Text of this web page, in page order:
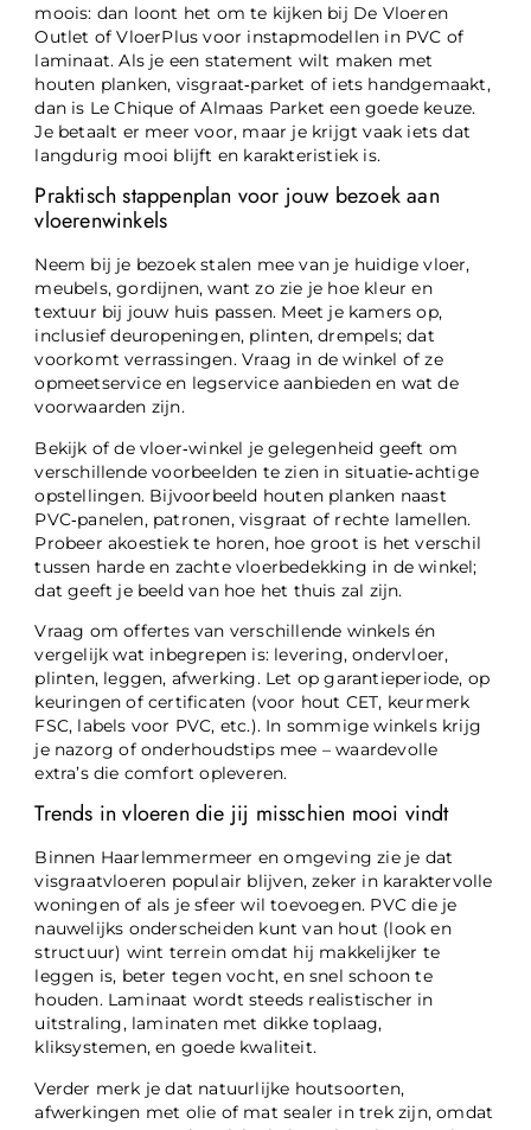
moois: dan loont het om te kijken bij De Vloeren
Outlet of VloerPlus voor instapmodellen in PVC of
laminaat. Als je een statement wilt maken met
houten planken, visgraat‑parket of iets handgemaakt,
dan is Le Chique of Almaas Parket een goede keuze.
Je betaalt er meer voor, maar je krijgt vaak iets dat
langdurig mooi blijft en karakteristiek is.
Praktisch stappenplan voor jouw bezoek aan
vloerenwinkels
Neem bij je bezoek stalen mee van je huidige vloer,
meubels, gordijnen, want zo zie je hoe kleur en
textuur bij jouw huis passen. Meet je kamers op,
inclusief deuropeningen, plinten, drempels; dat
voorkomt verrassingen. Vraag in de winkel of ze
opmeetservice en legservice aanbieden en wat de
voorwaarden zijn.
Bekijk of de vloer‑winkel je gelegenheid geeft om
verschillende voorbeelden te zien in situatie‑achtige
opstellingen. Bijvoorbeeld houten planken naast
PVC‑panelen, patronen, visgraat of rechte lamellen.
Probeer akoestiek te horen, hoe groot is het verschil
tussen harde en zachte vloerbedekking in de winkel;
dat geeft je beeld van hoe het thuis zal zijn.
Vraag om offertes van verschillende winkels én
vergelijk wat inbegrepen is: levering, ondervloer,
plinten, leggen, afwerking. Let op garantieperiode, op
keuringen of certificaten (voor hout CET, keurmerk
FSC, labels voor PVC, etc.). In sommige winkels krijg
je nazorg of onderhoudstips mee – waardevolle
extra’s die comfort opleveren.
Trends in vloeren die jij misschien mooi vindt
Binnen Haarlemmermeer en omgeving zie je dat
visgraatvloeren populair blijven, zeker in karaktervolle
woningen of als je sfeer wil toevoegen. PVC die je
nauwelijks onderscheiden kunt van hout (look en
structuur) wint terrein omdat hij makkelijker te
leggen is, beter tegen vocht, en snel schoon te
houden. Laminaat wordt steeds realistischer in
uitstraling, laminaten met dikke toplaag,
kliksystemen, en goede kwaliteit.
Verder merk je dat natuurlijke houtsoorten,
afwerkingen met olie of mat sealer in trek zijn, omdat